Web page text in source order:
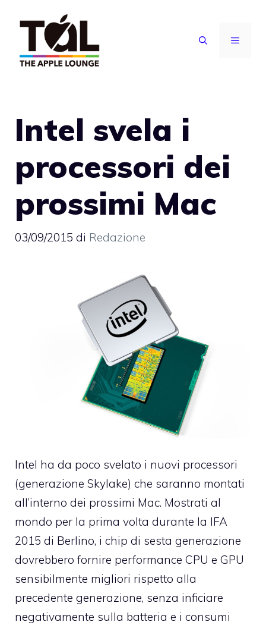
contenuto
MENU
Intel svela i
processori dei
prossimi Mac
03/09/2015 di Redazione
Intel ha da poco svelato i nuovi processori
(generazione Skylake) che saranno montati
all’interno dei prossimi Mac. Mostrati al
mondo per la prima volta durante la IFA
2015 di Berlino, i chip di sesta generazione
dovrebbero fornire performance CPU e GPU
sensibilmente migliori rispetto alla
precedente generazione, senza inficiare
negativamente sulla batteria e i consumi